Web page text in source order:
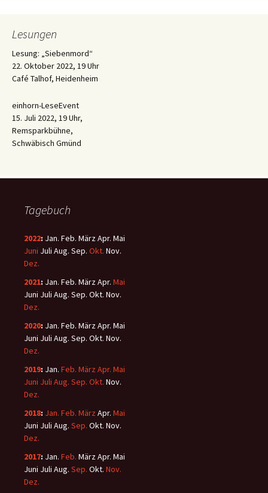
Lesungen
Lesung: „Siebenmord“
22. Oktober 2022, 19 Uhr
Café Talhof, Heidenheim
einhorn-LeseEvent
15. Juli 2022, 19 Uhr,
Remsparkbühne,
Schwäbisch Gmünd
Tagebuch
2022: Jan. Feb. MärzApr. Mai
Juni Juli Aug. Sep. Okt. Nov.
Dez.
2021: Jan. Feb. MärzApr. Mai
Juni Juli Aug. Sep. Okt. Nov.
Dez.
2020: Jan. Feb. MärzApr. Mai
Juni Juli Aug. Sep. Okt. Nov.
Dez.
2019: Jan. Feb. März Apr. Mai
Juni Juli Aug. Sep. Okt. Nov.
Dez.
2018: Jan. Feb. März Apr. Mai
Juni Juli Aug. Sep. Okt. Nov.
Dez.
2017: Jan. Feb. MärzApr. Mai
Juni Juli Aug. Sep. Okt. Nov.
Dez.